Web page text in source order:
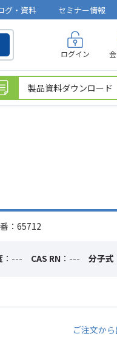
グ・資料 セミナー情報
ログイン
製品資料ダウンロード
：65712
：--- CAS RN ：--- 分子式
ご注文か